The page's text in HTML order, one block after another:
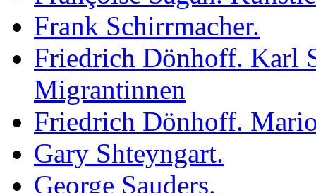
Frank Schirrmacher.
Friedrich Dönhoff. Karl
Migrantinnen
Friedrich Dönhoff.
Gary Shteyngart.
George Sauders.